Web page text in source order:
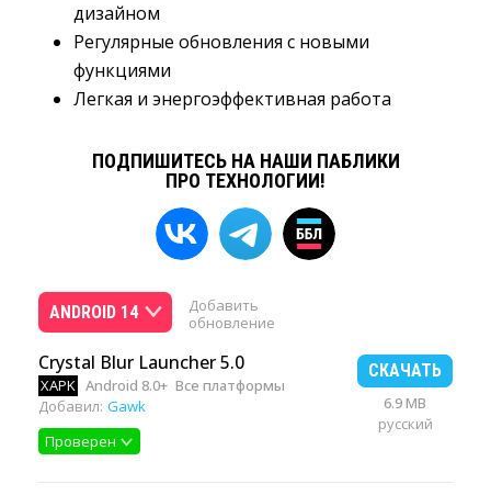
дизайном
Регулярные обновления с новыми
функциями
Легкая и энергоэффективная работа
ПОДПИШИТЕСЬ НА НАШИ ПАБЛИКИ
ПРО ТЕХНОЛОГИИ!
ANDROID 14
Добавить
обновление
Crystal Blur Launcher 5.0
XAPK Android 8.0+ Все платформы
Добавил: Gawk
Проверен
СКАЧАТЬ
6.9 MB
русский